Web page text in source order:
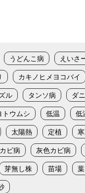
うどんこ病 えいさ
カキノヒメヨコバイ
ル タンソ病 ダニ
トウムシ 低温 低
太陽熱 定植
ビ病 灰色カビ病
芽無し株 苗場